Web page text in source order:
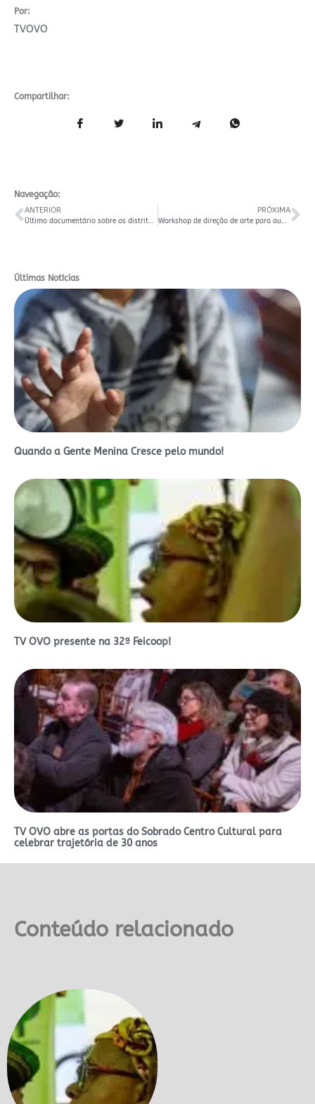
Por:
TVOVO
Compartilhar:
Navegação:
ANTERIOR
Último documentário sobre os distritos registra a história de Pains
PRÓXIMA
Workshop de direção de arte para audiovisual reabre inscrições com nova data
Últimas Notícias
Quando a Gente Menina Cresce pelo mundo!
TV OVO presente na 32ª Feicoop!
TV OVO abre as portas do Sobrado Centro Cultural para
celebrar trajetória de 30 anos
Conteúdo relacionado